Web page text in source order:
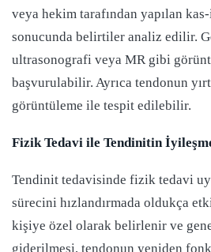
veya hekim tarafından yapılan
sonucunda belirtiler analiz edilir.
ultrasonografi veya MR gibi
başvurulabilir. Ayrıca tendonun
görüntüleme ile tespit edilebilir.
Fizik Tedavi ile Tendinitin
Tendinit tedavisinde fizik tedavi
sürecini hızlandırmada oldukça
kişiye özel olarak belirlenir ve
giderilmesi, tendonun yeniden